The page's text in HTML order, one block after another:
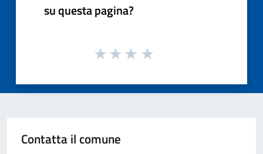
su questa pagina?
Contatta il comune